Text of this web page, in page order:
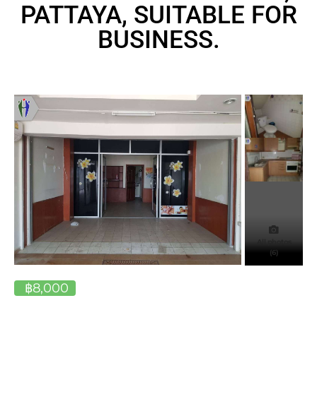
PATTAYA, SUITABLE FOR
BUSINESS.
(6)
฿8,000